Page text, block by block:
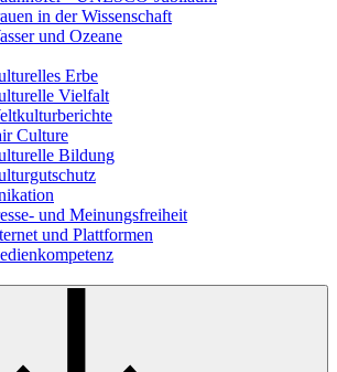
in der Wissenschaft
und Ozeane
Erbe
Vielfalt
Culture
Bildung
und Meinungsfreiheit
und Plattformen